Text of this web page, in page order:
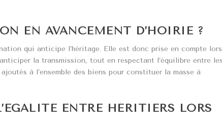
EN AVANCEMENT D’HOIRIE ?
qui anticipe l’héritage. Elle est donc prise en compte lors
la transmission, tout en respectant l’équilibre entre
à l’ensemble des biens pour constituer la masse à
ENTRE HÉRITIERS LORS